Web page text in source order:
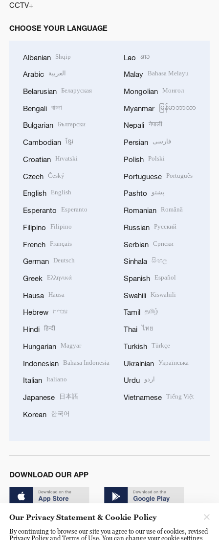
CCTV+
CHOOSE YOUR LANGUAGE
Albanian Shqip
Arabic العربية
Belarusian Беларуская
Bengali বাংলা
Bulgarian Български
Cambodian ខ្មែរ
Croatian Hrvatski
Czech Český
English English
Esperanto Esperanto
Filipino Filipino
French Français
German Deutsch
Greek Ελληνικά
Hausa Hausa
Hebrew עברית
Hindi हिन्दी
Hungarian Magyar
Indonesian Bahasa Indonesia
Italian Italiano
Japanese 日本語
Korean 한국어
Lao ລາວ
Malay Bahasa Melayu
Mongolian Монгол
Myanmar မြန်မာဘာသာ
Nepali नेपाली
Persian فارسی
Polish Polski
Portuguese Português
Pashto پښتو
Romanian Română
Russian Русский
Serbian Српски
Sinhala සිංහල
Spanish Español
Swahili Kiswahili
Tamil தமிழ்
Thai ไทย
Turkish Türkçe
Ukrainian Українська
Urdu اردو
Vietnamese Tiếng Việt
DOWNLOAD OUR APP
Our Privacy Statement & Cookie Policy
By continuing to browse our site you agree to our use of cookies, revised
Privacy Policy and Terms of Use. You can change your cookie settings